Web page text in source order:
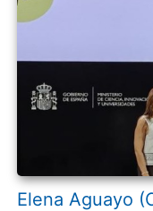
Elena Aguayo